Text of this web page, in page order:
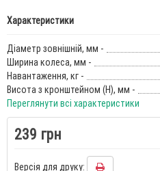
Характеристики
Діаметр зовнішній, мм -
Ширина колеса, мм -
Навантаження, кг -
Висота з кронштейном (Н), мм -
Переглянути всі характеристики
239 грн
Версія для друку: